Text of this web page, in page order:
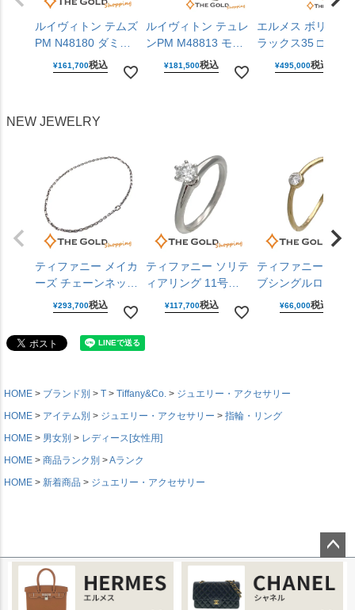
ルイヴィトン テムズ
PM N48180 ダミエ
キャンバス レザー
ブラウン 肩掛け ワ
VUITTON 【中古】
¥161,700税込
ルイヴィトン テュレ
ンPM M48813 モノ
グラム キャンバス
ブラウン 2WAY 斜め
¥181,500税込
エルメス ボリード
ラックス35 □P刻印
2012年 ライトブラ
ウン ヴォー・シッ
¥495,000税込
NEW JEWELRY
ティファニー メイカ
ーズ チェーンネック
レス 925 750 YG イ
エローゴールド シル
バーアクセサリー メ
ンズ レディース
¥293,700税込
ティファニー ソリテ
ィアリング 11号
PT950 ダイヤモンド
D0.33CT プラチナ
¥117,700税込
ティファニー ウェ
ブシングルロウダ
ヤモンドリング 9号
750 ダイヤモンド
¥66,000税込
HOME ブランド別 T Tiffany&Co.
ジュエリー・アクセサリー
HOME
アイテム別 ジュエリー・アクセサリー
指輪・リング
HOME
男女別
レディース[女性用]
HOME
商品ランク別
Aランク
HOME
新着商品 ジュエリー・アクセサリー
ページ
トップ
へ